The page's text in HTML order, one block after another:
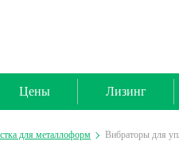
Цены Лизинг
для металлоформ Вибраторы для